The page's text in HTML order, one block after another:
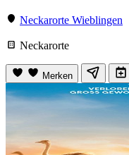
Neckarorte Wieblingen
Neckarorte
Merken